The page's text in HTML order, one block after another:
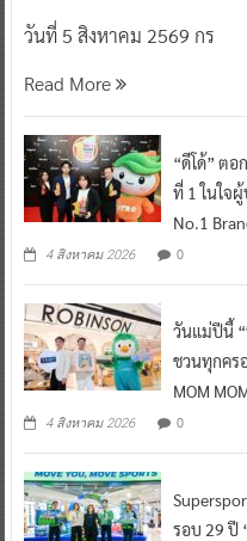
วันที่ 5 สิงหาคม 2569 กร
Read More
“ดีโด้” ต
ที่ 1 ในใจ
No.1
4 สิงหาคม 2026 0
วันแม่ปีนี้ “
ชวนทุกคร
MOM
4 สิงหาคม 2026 0
รอบ 29 ปี